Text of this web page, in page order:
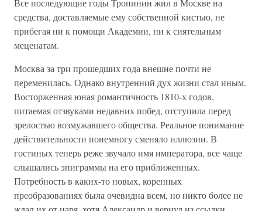
Все последующие годы Тропинин жил в Москве на
средства, доставляемые ему собственной кистью, не
прибегая ни к помощи Академии, ни к сиятельным
меценатам.
Москва за три прошедших года внешне почти не
переменилась. Однако внутренний дух жизни стал иным.
Восторженная юная романтичность 1810-х годов,
питаемая отзвуками недавних побед, отступила перед
зрелостью возмужавшего общества. Реальное понимание
действительности понемногу сменяло иллюзии. В
гостиных теперь реже звучало имя императора, все чаще
слышались эпиграммы на его приближенных.
Потребность в каких-то новых, коренных
преобразованиях была очевидна всем, но никто более не